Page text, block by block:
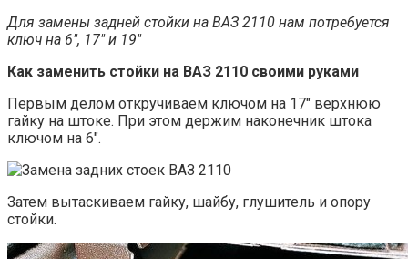
Для замены задней стойки на ВАЗ 2110 нам потребуется
ключ на 6″, 17″ и 19″
Как заменить стойки на ВАЗ 2110 своими руками
Первым делом откручиваем ключом на 17″ верхнюю
гайку на штоке. При этом держим наконечник штока
ключом на 6″.
Затем вытаскиваем гайку, шайбу, глушитель и опору
стойки.